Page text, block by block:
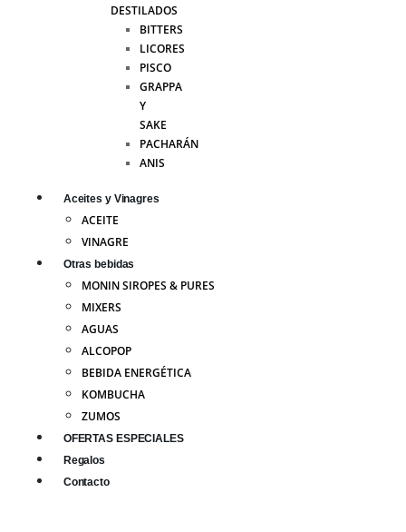
DESTILADOS
BITTERS
LICORES
PISCO
GRAPPA
Y
SAKE
PACHARÁN
ANIS
Aceites y Vinagres
ACEITE
VINAGRE
Otras bebidas
MONIN SIROPES & PURES
MIXERS
AGUAS
ALCOPOP
BEBIDA ENERGÉTICA
KOMBUCHA
ZUMOS
OFERTAS ESPECIALES
Regalos
Contacto